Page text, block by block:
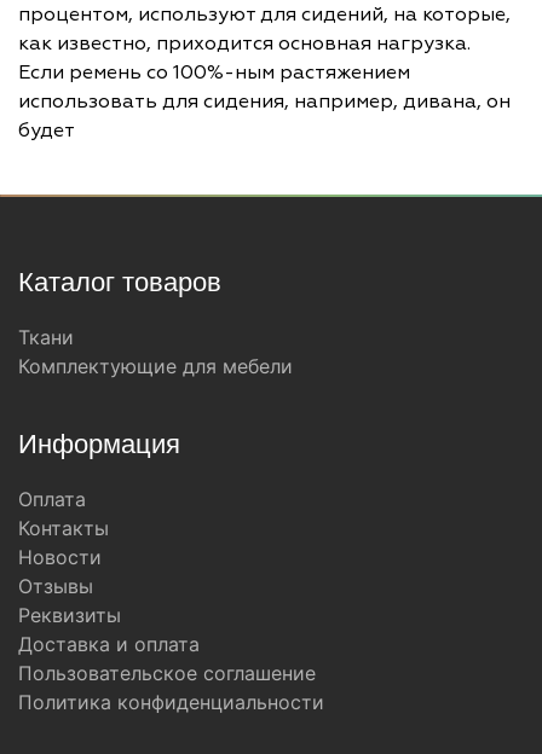
процентом, используют для сидений, на которые,
как известно, приходится основная нагрузка.
Если ремень со 100%-ным растяжением
использовать для сидения, например, дивана, он
будет
Каталог товаров
Ткани
Комплектующие для мебели
Информация
Оплата
Контакты
Новости
Отзывы
Реквизиты
Доставка и оплата
Пользовательское соглашение
Политика конфиденциальности